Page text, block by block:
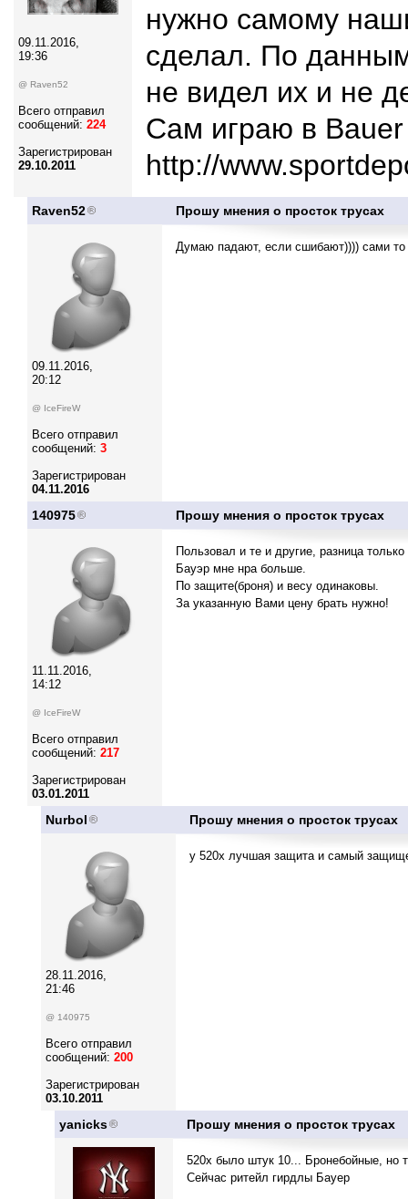
09.11.2016,
19:36
@ Raven52
Всего отправил
сообщений: 224
Зарегистрирован
29.10.2011
нужно самому
сделал. По
не видел их и не
Сам играю в
http://
Raven52 Прошу мнения о просток трусах
09.11.2016,
20:12
@ IceFireW
Всего отправил
сообщений: 3
Зарегистрирован
04.11.2016
Думаю падают, если сшибают)))) сами
140975 Прошу мнения о просток трусах
11.11.2016,
14:12
@ IceFireW
Всего отправил
сообщений: 217
Зарегистрирован
03.01.2011
Пользовал и те и другие, разница
Бауэр мне нра больше.
По защите(броня) и весу одинаковы.
За указанную Вами цену брать нужно!
Nurbol Прошу мнения о просток трусах
28.11.2016,
21:46
@ 140975
Всего отправил
сообщений: 200
Зарегистрирован
03.10.2011
у 520х лучшая защита и самый
yanicks Прошу мнения о просток трусах
520х было штук 10... Бронебойные, но
Сейчас ритейл гирдлы Бауер